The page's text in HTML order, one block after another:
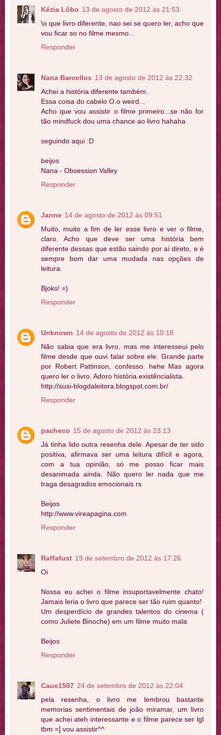
Kézia Lôbo 13 de agosto de 2012 às 21:53
\o que livro diferente, nao sei se quero ler, acho que
vou ficar so no filme mesmo...
Responder
Nana Barcellos 13 de agosto de 2012 às 22:32
Achei a história diferente também..
Essa coisa do cabelo O.o weird...
Acho que vou assistir o filme primeiro...se não for
tão mindfuck dou uma chance ao livro hahaha
seguindo aqui :D
beijos
Nana - Obsession Valley
Responder
Janne 14 de agosto de 2012 às 09:51
Muito, muito a fim de ler esse livro e ver o filme,
claro. Acho que deve ser uma história bem
diferente dessas que estão saindo por aí direto, e é
sempre bom dar uma mudada nas opções de
leitura.
Bjoks! =)
Responder
Unknown 14 de agosto de 2012 às 10:18
Não sabia que era livro, mas me interesseui pelo
filme desde que ouvi falar sobre ele. Grande parte
por Robert Pattinson, confesso. hehe Mas agora
quero ler o livro. Adoro história existêncialista.
http://susi-blogdaleitora.blogspot.com.br/
Responder
pacheco 15 de agosto de 2012 às 23:13
Já tinha lido outra resenha dele. Apesar de ter sido
positiva, afirmava ser uma leitura difícil e agora,
com a tua opinião, só me posso ficar mais
desanimada ainda. Não quero ler nada que me
traga desagrados emocionais rs
Beijos
http://www.vireapagina.com
Responder
Raffafust 19 de setembro de 2012 às 17:26
Oi
Nossa eu achei o filme insuportavelmente chato!
Jamais leria o livro que parece ser tão ruim quanto!
Um desperdício de grandes talentos do cinema (
como Juliete Binoche) em um filme muito mala
Beijos
Responder
Caue1507 24 de setembro de 2012 às 22:04
pela resenha, o livro me lembrou bastante
memorias sentimentais de joão miramar, um livro
que achei ateh interessante e o filme parece ser lgl
tbm =] vou assistir^^